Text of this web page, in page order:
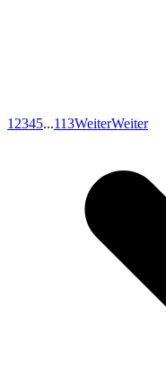
1 2345...113WeiterWeiter